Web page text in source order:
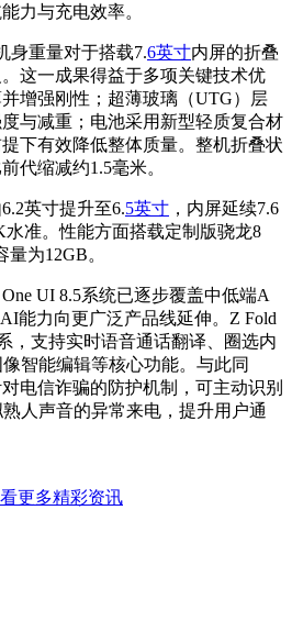
力与充电效率。
身重量对于搭载7.6英寸内屏的折叠
这一成果得益于多项关键技术优
增强刚性；超薄玻璃（UTG）层
与减重；电池采用新型轻质复合材
下有效降低整体质量。整机折叠状
代缩减约1.5毫米。
英寸提升至6.5英寸 ，内屏延续7.6
准。性能方面搭载定制版骁龙8
为12GB。
UI 8.5系统已逐步覆盖中低端A
能力向更广泛产品线延伸。Z Fold
，支持实时语音通话翻译、圈选内
智能编辑等核心功能。与此同
电信诈骗的防护机制，可主动识别
人声音的异常来电，提升用户通
更多精彩资讯